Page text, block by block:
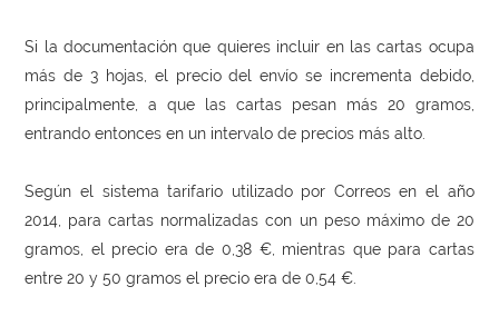
Si la documentación que quieres incluir en las cartas ocupa
más de 3 hojas, el precio del envío se incrementa debido,
principalmente, a que las cartas pesan más 20 gramos,
entrando entonces en un intervalo de precios más alto.
Según el sistema tarifario utilizado por Correos en el año
2014, para cartas normalizadas con un peso máximo de 20
gramos, el precio era de 0,38 €, mientras que para cartas
entre 20 y 50 gramos el precio era de 0,54 €.